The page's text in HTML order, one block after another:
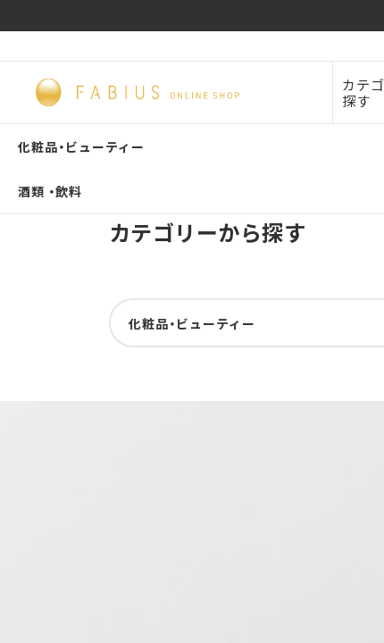
カテ
探す
ビューティー
毛穴
TOP
化粧品・ ビューティー
酒類 ・飲料
カテゴリーから探す
化粧品・ ビューティー